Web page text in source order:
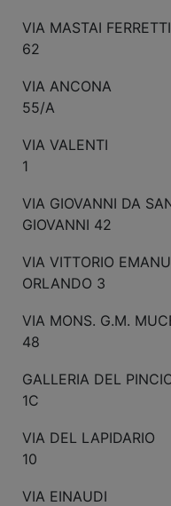
VIA MASTAI FERRETTI
62
VIA ANCONA
55/A
VIA VALENTI
1
VIA GIOVANNI DA
GIOVANNI 42
VIA VITTORIO
ORLANDO 3
VIA MONS. G.M.
48
GALLERIA DEL
1C
VIA DEL LAPIDARIO
10
VIA EINAUDI